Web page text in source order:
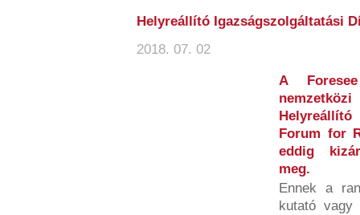
Helyreállító Igazságszolgáltatási
2018. 07. 02
A
Forum for
eddig
meg.
Ennek a
kutató vagy